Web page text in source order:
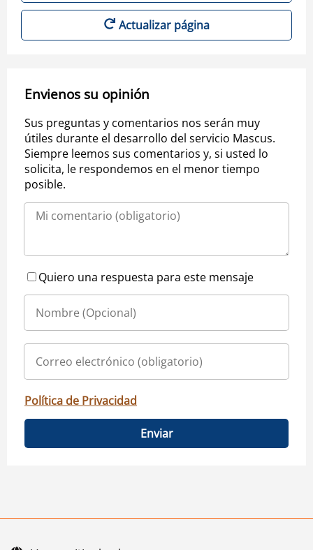
Actualizar página
Envienos su opinión
Sus preguntas y comentarios nos serán muy
útiles durante el desarrollo del servicio Mascus.
Siempre leemos sus comentarios y, si usted lo
solicita, le respondemos en el menor tiempo
posible.
Quiero una respuesta para este mensaje
Política de Privacidad
Enviar